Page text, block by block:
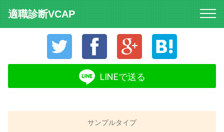
適職診断VCAP
Twitter Facebook Google+
LINEで送る
サンプルタイプ